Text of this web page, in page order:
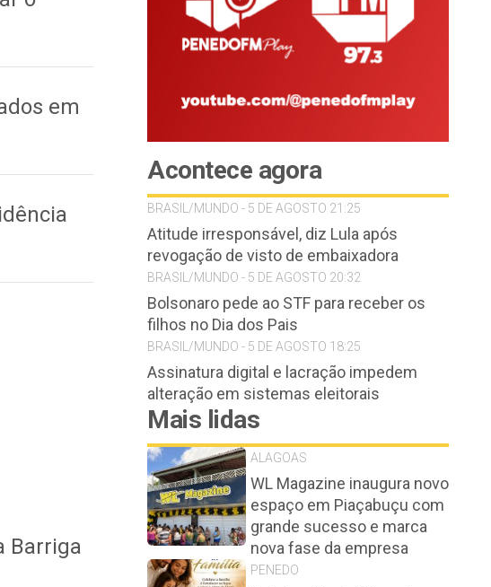
em
Barriga
Acontece agora
BRASIL/MUNDO - 5 DE AGOSTO 21:25
Atitude irresponsável, diz Lula após
revogação de visto de embaixadora
BRASIL/MUNDO - 5 DE AGOSTO 20:32
Bolsonaro pede ao STF para receber os
filhos no Dia dos Pais
BRASIL/MUNDO - 5 DE AGOSTO 18:25
Assinatura digital e lacração impedem
alteração em sistemas eleitorais
Mais lidas
ALAGOAS
WL Magazine inaugura novo
espaço em Piaçabuçu com
grande sucesso e marca
nova fase da empresa
PENEDO